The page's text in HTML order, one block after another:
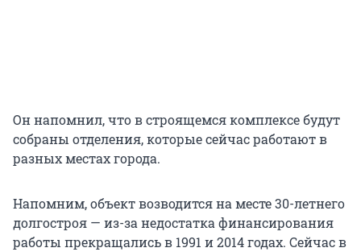
Он напомнил, что в строящемся комплексе будут
собраны отделения, которые сейчас работают в
разных местах города.
Напомним, объект возводится на месте 30-летнего
долгостроя — из-за недостатка финансирования
работы прекращались в 1991 и 2014 годах. Сейчас в